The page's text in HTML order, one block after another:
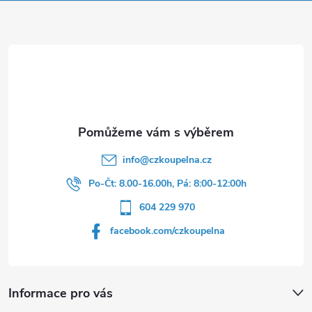
Informace pro vás
info@czkoupelna.cz
Po-Čt: 8.00-16.00h, Pá: 8:00-12:00h
604 229 970
facebook.com/czkoupelna